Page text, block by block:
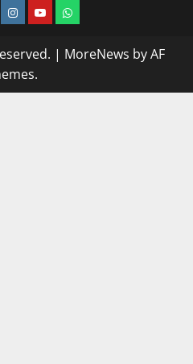
instagram.com
youtubewhatsapp
| MoreNews by AF